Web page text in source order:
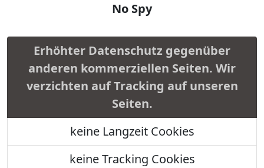
No Spy
Erhöhter Datenschutz gegenüber
anderen kommerziellen Seiten. Wir
verzichten auf Tracking auf unseren
Seiten.
keine Langzeit Cookies
keine Tracking Cookies